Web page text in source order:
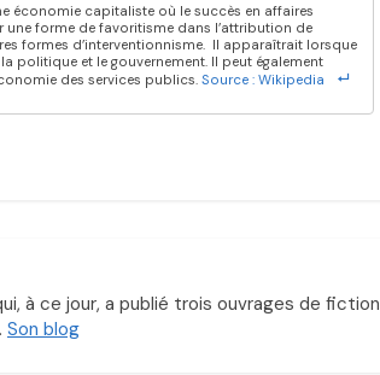
économie capitaliste où le succès en affaires
une forme de favoritisme dans l’attribution de
formes d’interventionnisme. Il apparaîtrait lorsque
politique et le gouvernement. Il peut également
des services publics.Source : Wikipedia
à ce jour, a publié trois ouvrages de fiction
Son blog